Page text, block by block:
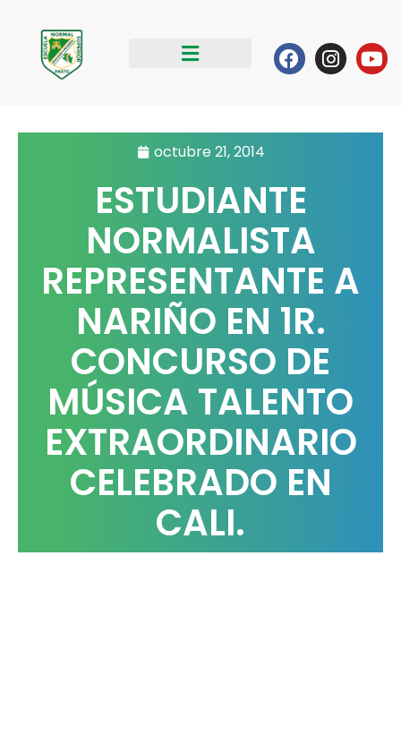
contenido
Facebook
octubre 21, 2014
ESTUDIANTE
NORMALISTA
REPRESENTANTE A
NARIÑO EN 1R.
CONCURSO DE
MÚSICA TALENTO
EXTRAORDINARIO
CELEBRADO EN
CALI.